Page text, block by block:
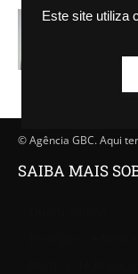
Este site utiliza
© Agência GBC. Aqui
SAIBA MAIS